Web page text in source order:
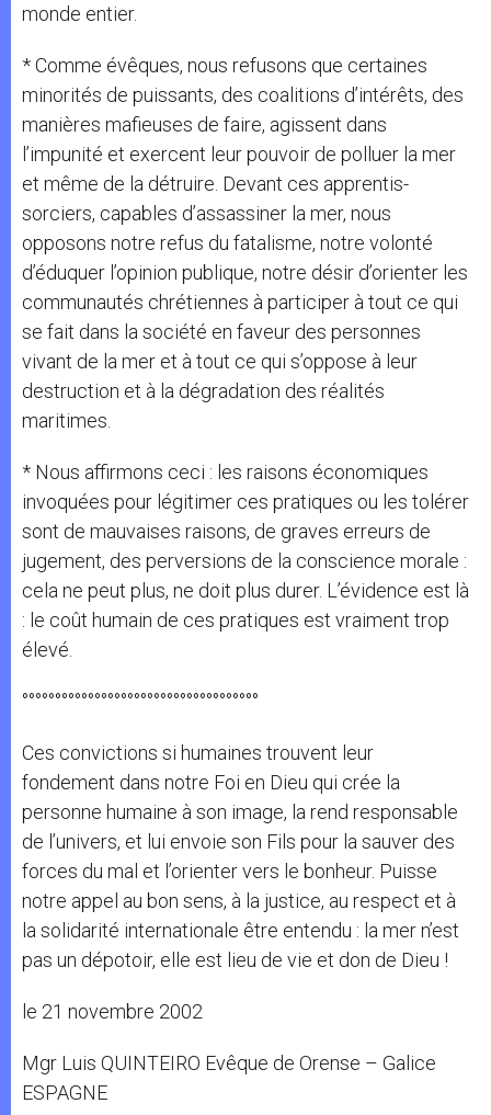
monde entier.
* Comme évêques, nous refusons que certaines
minorités de puissants, des coalitions d’intérêts, des
manières mafieuses de faire, agissent dans
l’impunité et exercent leur pouvoir de polluer la mer
et même de la détruire. Devant ces apprentis-
sorciers, capables d’assassiner la mer, nous
opposons notre refus du fatalisme, notre volonté
d’éduquer l’opinion publique, notre désir d’orienter les
communautés chrétiennes à participer à tout ce qui
se fait dans la société en faveur des personnes
vivant de la mer et à tout ce qui s’oppose à leur
destruction et à la dégradation des réalités
maritimes.
* Nous affirmons ceci : les raisons économiques
invoquées pour légitimer ces pratiques ou les tolérer
sont de mauvaises raisons, de graves erreurs de
jugement, des perversions de la conscience morale :
cela ne peut plus, ne doit plus durer. L’évidence est là
: le coût humain de ces pratiques est vraiment trop
élevé.
°°°°°°°°°°°°°°°°°°°°°°°°°°°°°°°°°°°°
Ces convictions si humaines trouvent leur
fondement dans notre Foi en Dieu qui crée la
personne humaine à son image, la rend responsable
de l’univers, et lui envoie son Fils pour la sauver des
forces du mal et l’orienter vers le bonheur. Puisse
notre appel au bon sens, à la justice, au respect et à
la solidarité internationale être entendu : la mer n’est
pas un dépotoir, elle est lieu de vie et don de Dieu !
le 21 novembre 2002
Mgr Luis QUINTEIRO Evêque de Orense – Galice
ESPAGNE